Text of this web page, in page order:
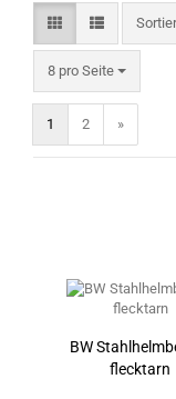
8 pro Seite
pro Seite
1 2 »
BW
flecktarn